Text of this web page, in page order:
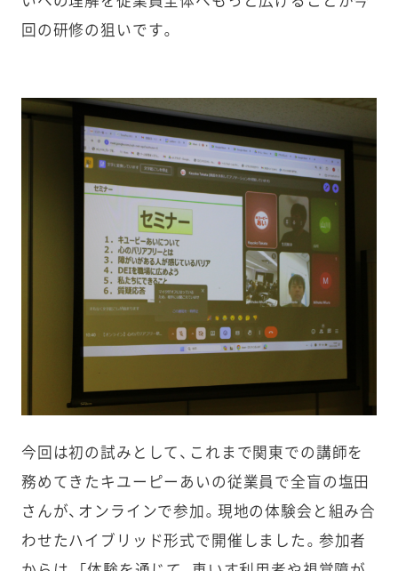
回の研修の狙いです。
今回は初の試みとして、これまで関東での講師を
務めてきたキユーピーあいの従業員で全盲の塩田
さんが、オンラインで参加。現地の体験会と組み合
わせたハイブリッド形式で開催しました。参加者